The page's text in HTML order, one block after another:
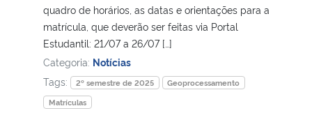
Secretaria-Geral
Secretaria de Governo
Gabinete de Segurança Institucional
quadro de horários, as datas e orientações para a
matrícula, que deverão ser feitas via Portal
Estudantil: 21/07 a 26/07 […]
Categoria: Notícias
Tags:
2º semestre de 2025
Geoprocessamento
Matrículas